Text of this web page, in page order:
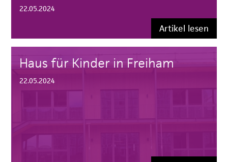
22.05.2024
Artikel lesen
Haus für Kinder in Freiham
22.05.2024